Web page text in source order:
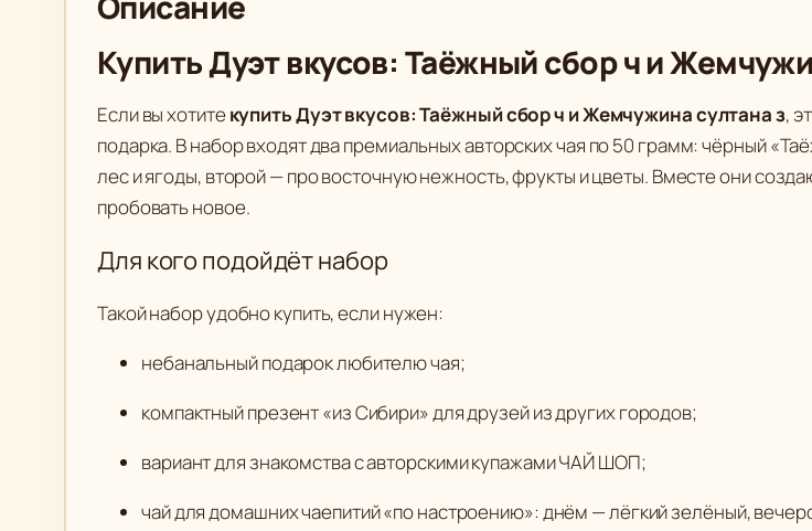
а
р
а
Д
у
о
в
:
Т
Купить Дуэт вкусов: Таёжный сбор ч и
Если вы хотите купить Дуэт вкусов: Таёжный сбор ч и Жемчужина султана з,
подарка. В набор входят два премиальных авторских чая по 50 грамм: чёрный
лес и ягоды, второй — про восточную нежность, фрукты и цветы. Вместе они
пробовать новое.
Для кого подойдёт набор
Такой набор удобно купить, если нужен:
небанальный подарок любителю чая;
компактный презент «из Сибири» для друзей из других городов;
вариант для знакомства с авторскими купажами ЧАЙ ШОП;
чай для домашних чаепитий «по настроению»: днём — лёгкий зелёный,